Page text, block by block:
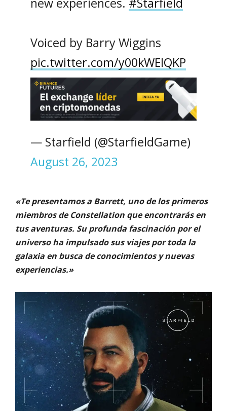
Voiced by Barry Wiggins
pic.twitter.com/y00kWEIQKP
— Starfield (@StarfieldGame)
August 26, 2023
«Te presentamos a Barrett, uno de los primeros
miembros de Constellation que encontrarás en
tus aventuras. Su profunda fascinación por el
universo ha impulsado sus viajes por toda la
galaxia en busca de conocimientos y nuevas
experiencias.»